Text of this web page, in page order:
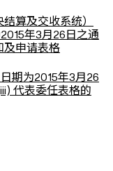
算及交收系统）
年3月26日之通
及申请表格
期为2015年3月26
代表委任表格的